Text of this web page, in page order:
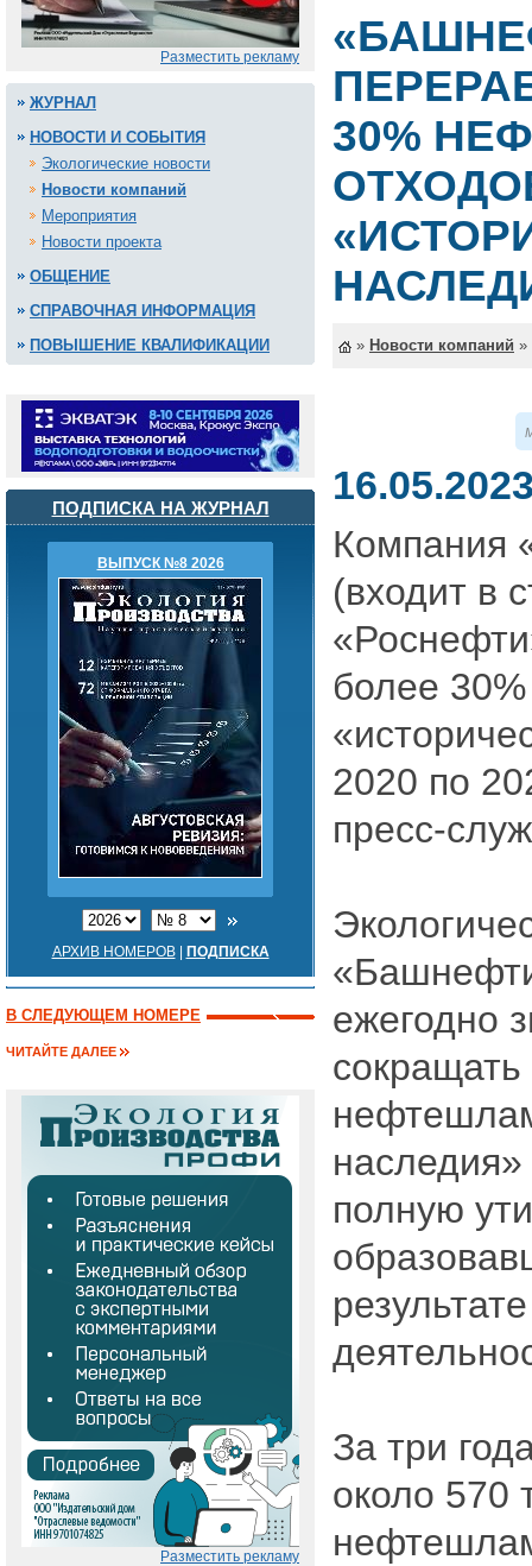
Разместить рекламу
ЖУРНАЛ
НОВОСТИ И СОБЫТИЯ
Экологические новости
Новости компаний
Мероприятия
Новости проекта
ОБЩЕНИЕ
СПРАВОЧНАЯ ИНФОРМАЦИЯ
ПОВЫШЕНИЕ КВАЛИФИКАЦИИ
ПОДПИСКА НА ЖУРНАЛ
ВЫПУСК №8 2026
АРХИВ НОМЕРОВ| ПОДПИСКА
В СЛЕДУЮЩЕМ НОМЕРЕ
ЧИТАЙТЕ ДАЛЕЕ
Разместить рекламу
30%
» Новости компаний »
Компания
(входит в
более
2020 по
пресс-
ежегодно
сокращать
полную
За три
около 570